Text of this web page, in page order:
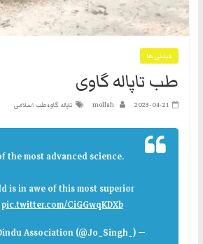
هم
به
هم
به
مشروعه
دیدنی ها
طب تاپاله گاوی
2023-04-21
mollah تاپاله گاو،طب اسلامی
the most advanced science.
is in awe of this most superior
pic.twitter.com/CiGGwqKDXb
— The Global McDindu Association (@Jo_Singh_)